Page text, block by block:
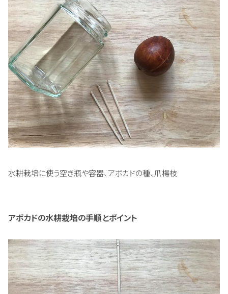
水耕栽培に使う空き瓶や容器、アボカドの種、爪楊枝
アボカドの水耕栽培の手順とポイント